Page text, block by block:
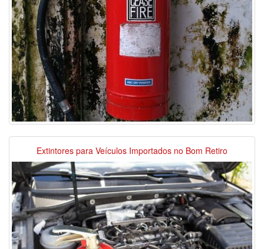
Extintores para Veículos Importados no Bom Retiro